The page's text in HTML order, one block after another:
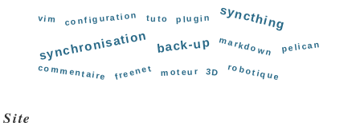
vim configuration tuto plugin syncthing
synchronisation back-up markdown pelican
commentaire freenet moteur 3D robotique
Site